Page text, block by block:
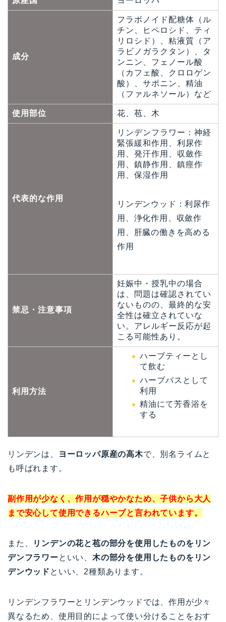
成分
フラボノイド配糖体（ル
チン、ヒペロシド、ティ
リロシド）、粘液質（ア
ラビノガラクタン）、タ
ンニン、フェノール酸
（カフェ酸、クロロゲン
酸）、サポニン、精油
（ファルネソール）など
使用部位 花、苞、木
代表的な作用
リンデンフラワー：神経
緊張緩和作用、利尿作
用、発汗作用、収斂作
用、鎮静作用、鎮痙作
用、保湿作用
リンデンウッド：利尿作
用、浄化作用、収斂作
用、肝臓の働きを高める
作用
禁忌・注意事項
妊娠中・授乳中の場合
は、問題は確認されてい
ないものの、最終的な安
全性は確立されていな
い。アレルギー反応が起
こる可能性あり。
利用方法
ハーブティーとし
て飲む
ハーブバスとして
利用
精油にて芳香浴を
する
リンデンは、 ヨーロッパ原産の高木で、別名ライムと
も呼ばれます。
副作用が少なく、作用が穏やかなため、子供から大人
まで安心して使用できるハーブと言われています。
また、
リンデンの花と苞の部分を使用したものをリン
デンフラワーといい、木の部分を使用したものをリン
デンウッド といい、2種類あります。
リンデンフラワーとリンデンウッドでは、作用が少々
異なるため、使用目的によって使い分けることをおす